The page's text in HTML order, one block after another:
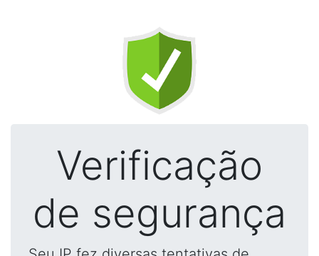
Verificação
de segurança